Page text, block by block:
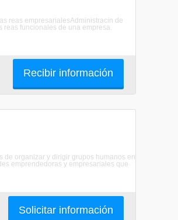
reas empresarialesAdministracin de
reas funcionales de una empresa.
Recibir información
de organizar y dirigir grupos humanos en
emprendedoras y empresariales que
Solicitar información